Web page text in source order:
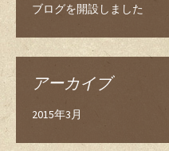
ブログを開設しました
アーカイブ
2015年3月